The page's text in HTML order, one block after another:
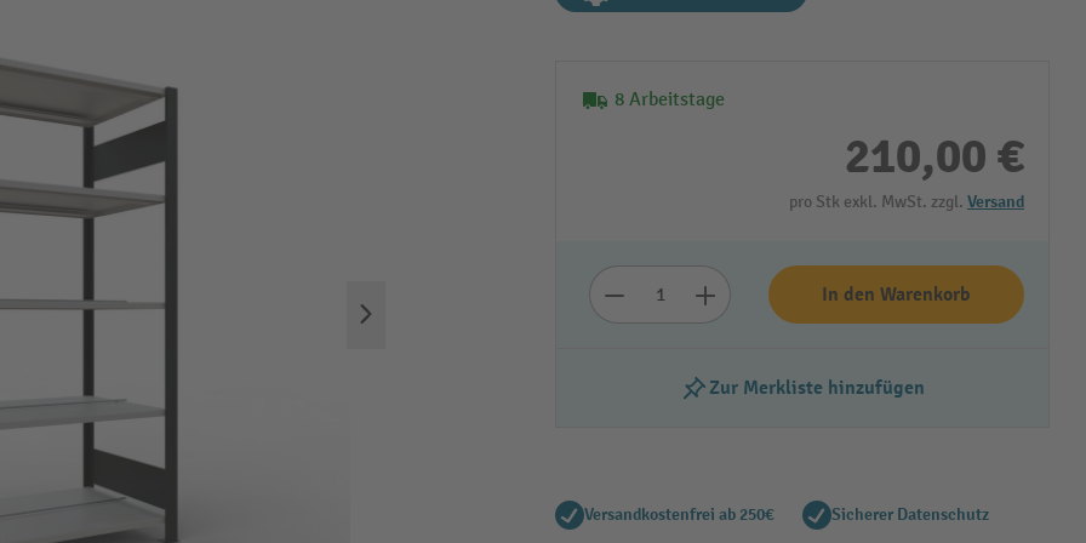
8 Arbeitstage
210,00 €
pro Stk exkl. MwSt. zzgl. Versand
In den Warenkorb
Zur Merkliste hinzufügen
Versandkostenfrei ab 250€ Sicherer Datenschutz